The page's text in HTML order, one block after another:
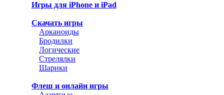
Игры для iPhone и iPad
Скачать игры
Арканоиды
Бродилки
Логические
Стрелялки
Шарики
Флеш и онлайн игры